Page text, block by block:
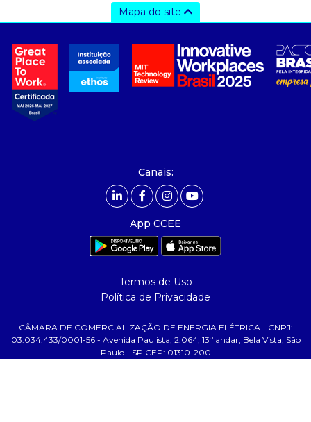
Mapa do site
- Sobre Nós
- Governança
- Nossos Associados
- integridade, riscos e auditoria
- Relatório de Sustentabilidade 2025
ajuda
Canais:
App CCEE
Termos de Uso
Política de Privacidade
CÂMARA DE COMERCIALIZAÇÃO DE ENERGIA ELÉTRICA - CNPJ:
03.034.433/0001-56 - Avenida Paulista, 2.064, 13º andar, Bela Vista, São
Paulo - SP CEP: 01310-200